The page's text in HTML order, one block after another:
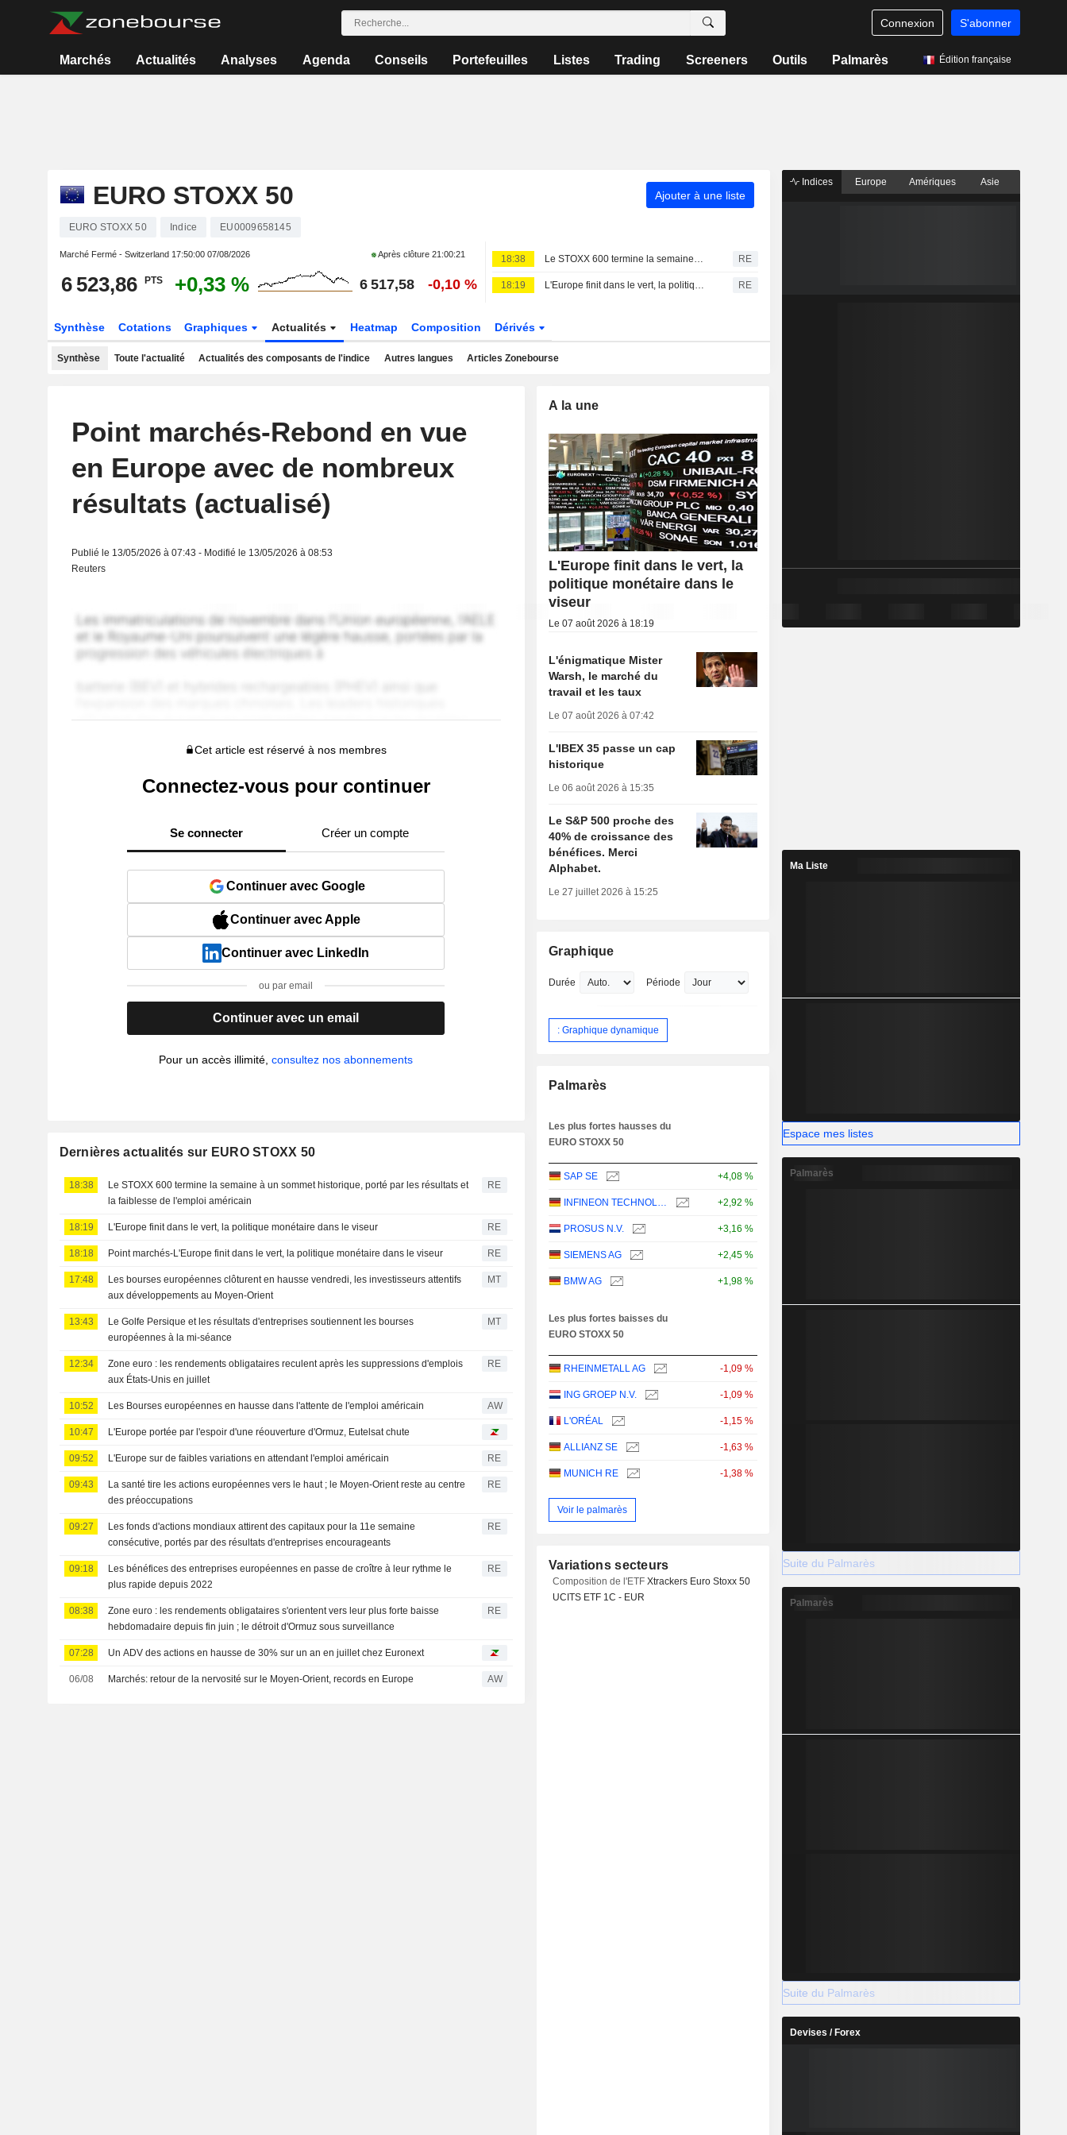
Connexion S'abonner
Marchés Actualités Analyses Agenda Conseils Portefeuilles Listes Trading Screeners Outils Palmarès Édition française
EURO STOXX 50 Ajouter à une liste
EURO STOXX 50 Indice EU0009658145
Marché Fermé - Switzerland 17:50:00 07/08/2026 Après clôture 21:00:21
6 523,86 PTS +0,33 % 6 517,58 -0,10 %
18:38 Le STOXX 600 termine la semaine à un sommet historique, porté par les résultats et la faiblesse de l'emploi américain RE
18:19 L'Europe finit dans le vert, la politique monétaire dans le viseur RE
Synthèse Cotations Graphiques Actualités Heatmap Composition Dérivés
Synthèse Toute l'actualité Actualités des composants de l'indice Autres langues Articles Zonebourse
Point marchés-Rebond en vue
en Europe avec de nombreux
résultats (actualisé)
Publié le 13/05/2026 à 07:43 - Modifié le 13/05/2026 à 08:53
Reuters
Cet article est réservé à nos membres
Connectez-vous pour continuer
Se connecter Créer un compte
Continuer avec Google
Continuer avec Apple
Continuer avec LinkedIn
ou par email
Continuer avec un email
Pour un accès illimité,consultez nos abonnements
Dernières actualités sur EURO STOXX 50
18:38
Le STOXX 600 termine la semaine à un sommet historique, porté par les résultats et
la faiblesse de l'emploi américain
RE
18:19 L'Europe finit dans le vert, la politique monétaire dans le viseur RE
18:18 Point marchés-L'Europe finit dans le vert, la politique monétaire dans le viseur RE
17:48
Les bourses européennes clôturent en hausse vendredi, les investisseurs attentifs
aux développements au Moyen-Orient
MT
13:43
Le Golfe Persique et les résultats d'entreprises soutiennent les bourses
européennes à la mi-séance
MT
12:34
Zone euro : les rendements obligataires reculent après les suppressions d'emplois
aux États-Unis en juillet
RE
10:52 Les Bourses européennes en hausse dans l'attente de l'emploi américain AW
10:47 L'Europe portée par l'espoir d'une réouverture d'Ormuz, Eutelsat chute
09:52 L'Europe sur de faibles variations en attendant l'emploi américain RE
09:43
La santé tire les actions européennes vers le haut ; le Moyen-Orient reste au centre
des préoccupations
RE
09:27
Les fonds d'actions mondiaux attirent des capitaux pour la 11e semaine
consécutive, portés par des résultats d'entreprises encourageants
RE
09:18
Les bénéfices des entreprises européennes en passe de croître à leur rythme le
plus rapide depuis 2022
RE
08:38
Zone euro : les rendements obligataires s'orientent vers leur plus forte baisse
hebdomadaire depuis fin juin ; le détroit d'Ormuz sous surveillance
RE
07:28 Un ADV des actions en hausse de 30% sur un an en juillet chez Euronext
06/08 Marchés: retour de la nervosité sur le Moyen-Orient, records en Europe AW
A la une
L'Europe finit dans le vert, la
politique monétaire dans le
viseur
Le 07 août 2026 à 18:19
L'énigmatique Mister
Warsh, le marché du
travail et les taux
Le 07 août 2026 à 07:42
L'IBEX 35 passe un cap
historique
Le 06 août 2026 à 15:35
Le S&P 500 proche des
40% de croissance des
bénéfices. Merci
Alphabet.
Le 27 juillet 2026 à 15:25
Graphique
Durée Période
: Graphique dynamique
Palmarès
Les plus fortes hausses du
EURO STOXX 50
SAP SE +4,08 %
INFINEON TECHNOLOGIES AG +2,92 %
PROSUS N.V. +3,16 %
SIEMENS AG +2,45 %
BMW AG +1,98 %
Les plus fortes baisses du
EURO STOXX 50
RHEINMETALL AG -1,09 %
ING GROEP N.V. -1,09 %
L'ORÉAL -1,15 %
ALLIANZ SE -1,63 %
MUNICH RE -1,38 %
Voir le palmarès
Variations secteurs
Composition de l'ETFXtrackers Euro Stoxx 50
UCITS ETF 1C - EUR
Indices Europe Amériques Asie
Ma Liste
Espace mes listes
Palmarès
Suite du Palmarès
Palmarès
Suite du Palmarès
Devises / Forex